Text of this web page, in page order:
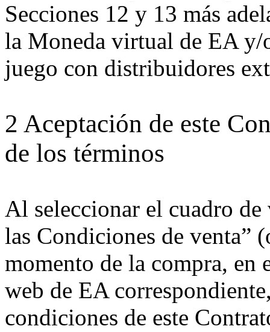
Secciones 12 y 13 más
la Moneda virtual de EA
juego con distribuidores
2 Aceptación de este
de los términos
Al seleccionar el cuadro
las Condiciones de venta”
momento de la compra, en
web de EA
condiciones de este